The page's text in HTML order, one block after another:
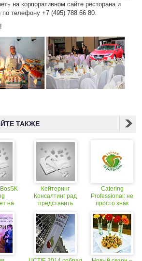
на корпоративном сайте ресторана и
телефону +7 (495) 788 66 80.
ТАКЖЕ
на
Кейтеринг
Консалтинг рад
представить
партнера Премии
«Кейтеринг года
2015»
Catering
Professional: не
просто знак